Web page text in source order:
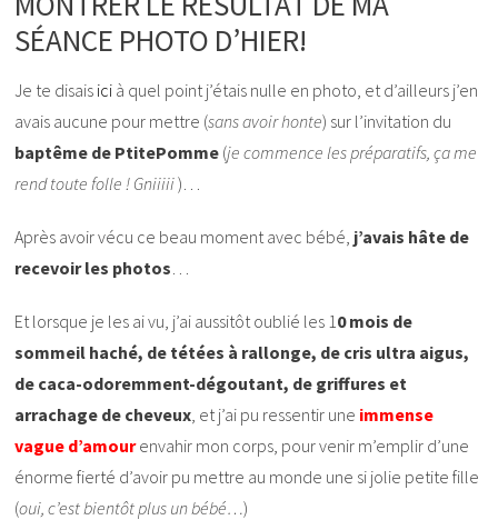
SÉANCE PHOTO D’HIER!
Je te disais ici à quel point j’étais nulle en photo, et d’ailleurs j’en
avais aucune pour mettre (sans avoir honte) sur l’invitation du
baptême de PtitePomme (je commence les préparatifs, ça me
rend toute folle ! Gniiiii)…
Après avoir vécu ce beau moment avec bébé, j’avais hâte de
recevoir les photos
Et lorsque je les ai vu, j’ai aussitôt oublié les 1 0 mois de
sommeil haché, de tétées à rallonge, de cris ultra aigus,
de caca-odoremment-dégoutant, de griffures et
arrachage de cheveux , et j’ai pu ressentir une immense
vague d’amourenvahir mon corps, pour venir m’emplir d’une
énorme fierté d’avoir pu mettre au monde une si jolie petite fille
(oui, c’est bientôt plus un bébé…)